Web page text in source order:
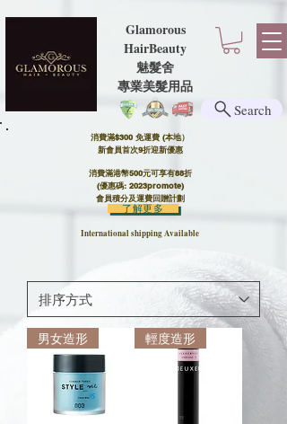
Glamorous
HairBeauty
魅髮舍
​​專業美髮用品
消費滿$300 免運費 (本地）​
新會員首次9折迎新優惠
消費滿港幣500元可享有88折
(優惠碼: 2023promote)
會員積分及運費回贈計劃
International shipping Available
了解更多
Search
男女造形 輕度造形